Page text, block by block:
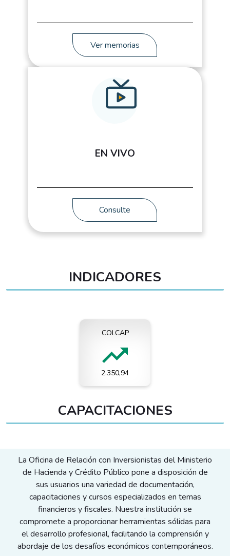
Ver memorias
EN VIVO
Consulte
INDICADORES
CAPACITACIONES
La Oficina de Relación con Inversionistas del Ministerio
de Hacienda y Crédito Público pone a disposición de
sus usuarios una variedad de documentación,
capacitaciones y cursos especializados en temas
financieros y fiscales. Nuestra institución se
compromete a proporcionar herramientas sólidas para
el desarrollo profesional, facilitando la comprensión y
abordaje de los desafíos económicos contemporáneos.